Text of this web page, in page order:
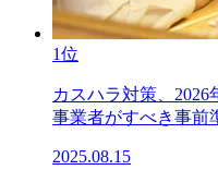
1位
カスハラ対策、
事業者がすべき事前
2025.08.15